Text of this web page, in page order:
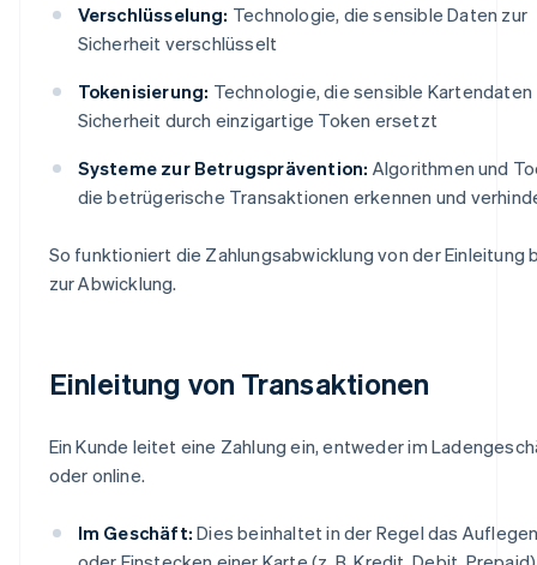
Verschlüsselung: Technologie, die sensible Daten zur
Sicherheit verschlüsselt
Tokenisierung: Technologie, die sensible Kartendaten
Sicherheit durch einzigartige Token ersetzt
Systeme zur Betrugsprävention: Algorithmen und
die betrügerische Transaktionen erkennen und
So funktioniert die Zahlungsabwicklung von der Einleitung
zur Abwicklung.
Einleitung von Transaktionen
Ein Kunde leitet eine Zahlung ein, entweder im
oder online.
Im Geschäft: Dies beinhaltet in der Regel das